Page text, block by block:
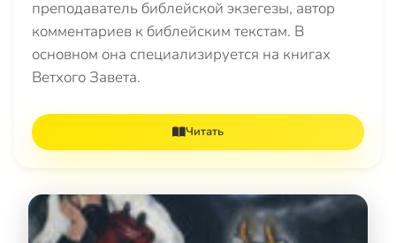
преподаватель библейской экзегезы, автор
комментариев к библейским текстам. В
основном она специализируется на книгах
Ветхого Завета.
Читать